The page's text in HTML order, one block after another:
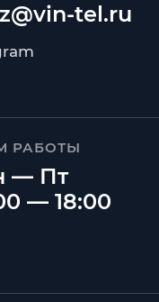
tel.ru
РАБОТЫ
— Пт
— 18:00